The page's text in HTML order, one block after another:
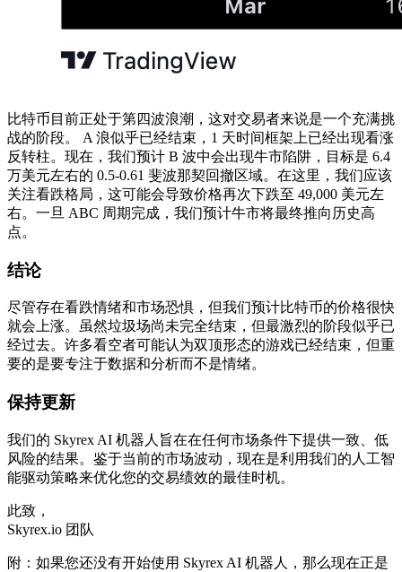
比特币目前正处于第四波浪潮，这对交易者来说是一个充满挑
战的阶段。 A 浪似乎已经结束，1 天时间框架上已经出现看涨
反转柱。现在，我们预计 B 波中会出现牛市陷阱，目标是 6.4
万美元左右的 0.5-0.61 斐波那契回撤区域。在这里，我们应该
关注看跌格局，这可能会导致价格再次下跌至 49,000 美元左
右。一旦 ABC 周期完成，我们预计牛市将最终推向历史高
点。
结论
尽管存在看跌情绪和市场恐惧，但我们预计比特币的价格很快
就会上涨。虽然垃圾场尚未完全结束，但最激烈的阶段似乎已
经过去。许多看空者可能认为双顶形态的游戏已经结束，但重
要的是要专注于数据和分析而不是情绪。
保持更新
我们的 Skyrex AI 机器人旨在在任何市场条件下提供一致、低
风险的结果。鉴于当前的市场波动，现在是利用我们的人工智
能驱动策略来优化您的交易绩效的最佳时机。
此致，
Skyrex.io 团队
附：如果您还没有开始使用 Skyrex AI 机器人，那么现在正是